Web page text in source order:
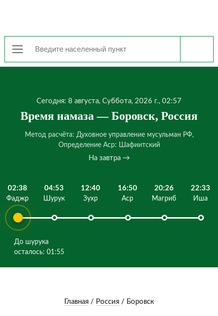
Сегодня: 8 августа, Суббота, 2026 г., 02:57
Время намаза — Боровск, Россия
Метод расчёта: Духовное управление мусульман РФ,
Определение Аср: Шафиитский
На завтра →
02:38
Фаджр
До шурука
осталось: 01:55
04:53
Шурук
12:40
Зухр
16:50
Аср
20:26
Магриб
22:33
Иша
Главная/ Россия/ Боровск